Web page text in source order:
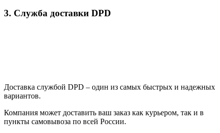
3. Служба доставки DPD
Доставка службой DPD – один из самых быстрых и надежных
вариантов.
Компания может доставить ваш заказ как курьером, так и в
пункты самовывоза по всей России.